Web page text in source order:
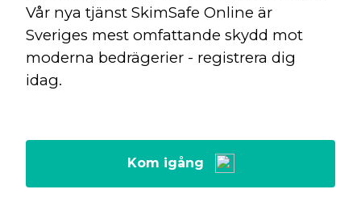
Vår nya tjänst SkimSafe Online är
Sveriges mest omfattande skydd mot
moderna bedrägerier - registrera dig
idag.
Kom igång